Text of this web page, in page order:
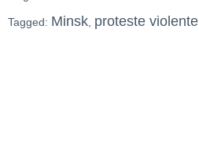
Tagged: Minsk, proteste violente